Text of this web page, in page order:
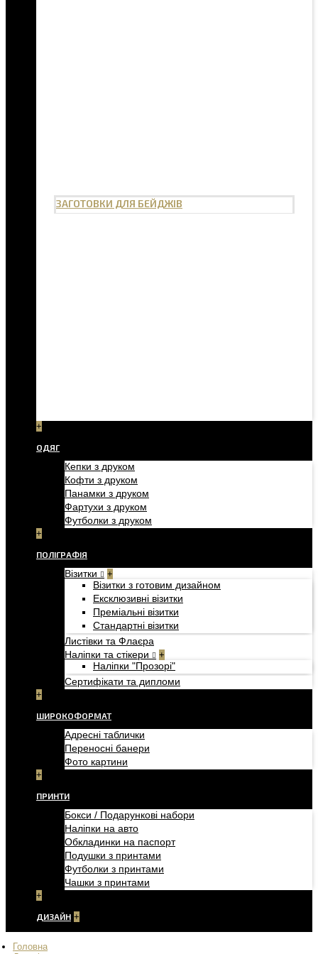
ЗАГОТОВКИ ДЛЯ БЕЙДЖІВ
+
ОДЯГ
Кепки з друком
Кофти з друком
Панамки з друком
Фартухи з друком
Футболки з друком
+
ПОЛІГРАФІЯ
Візитки +
Візитки з готовим дизайном
Ексклюзивні візитки
Преміальні візитки
Стандартні візитки
Листівки та Флаєра
Наліпки та стікери
+
Наліпки "Прозорі"
Сертифікати та дипломи
+
ШИРОКОФОРМАТ
Адресні таблички
Переносні банери
Фото картини
+
ПРИНТИ
Бокси / Подарункові набори
Наліпки на авто
Обкладинки на паспорт
Подушки з принтами
Футболки з принтами
Чашки з принтами
+
ДИЗАЙН +
Головна